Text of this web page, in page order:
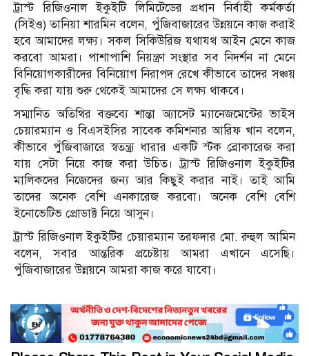
ট্রাস্ট রিজিওনাল ইকুইটি লিমিটেডের প্রধান নির্বাহী কর্মকর্তা
(সিইও) তানিয়া শারমিন বলেন, পুঁজিবাজারের উন্নয়নে কাজ করাই
হবে আমাদের লক্ষ্য। সকল সিকিউরিজ যথাযথ আইন মেনে কাজ
করবো আমরা। পাশাপাশি নিয়ন্ত্রণ সংস্থার সব নিদর্শন না মেনে
বিনিয়োগকারীদের বিনিয়োগ নিরাপদ রেখে কীভাবে তাদের সঞ্চয়
বৃদ্ধি করা যায় শুরু থেকেই আমাদের সে লক্ষ্য থাকবে।
সম্মানিত অতিথির বক্তব্যে শান্তা অ্যাসেট ম্যানেজমেন্টের ভাইস
চেয়ারম্যান ও বিএসইসির সাবেক কমিশনার আরিফ খান বলেন,
কীভাবে পুঁজিবাজারে স্বতন্ত্র্য ধারার একটি স্টক ব্রোকারেজ করা
যায় সেটা নিয়ে কাজ করা উচিত। ট্রাস্ট রিজিওনাল ইকুইটির
মালিকদের নিজেদের জন্য আর কিছুই করার নাই। তাই আমি
তাদের অনেক বেশি এনকারেজ করবো। অনেক বেশি বেশি
ইনোভেটিভ প্রোডাক্ট নিয়ে আসুন।
ট্রাস্ট রিজিওনাল ইকুইটির চেয়ারম্যান তরফদার মো. রুহুল আমিন
বলেন, সবার আন্তরিক প্রচেষ্টায় আমরা এখানে এসেছি।
পুঁজিবাজারের উন্নয়নে আমরা কাজ করে যাবো।